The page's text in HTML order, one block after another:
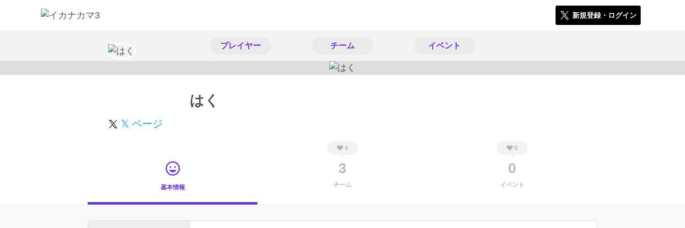
新規登録・ログイン
プレイヤー チーム イベント
はく
𝕏 ページ
基本情報
4
3
チーム
0
0
イベント